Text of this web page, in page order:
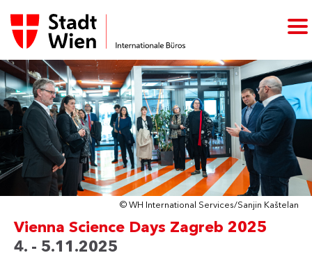
© WH International Services/Sanjin Kaštelan
Vienna Science Days Zagreb 2025
4. - 5.11.2025